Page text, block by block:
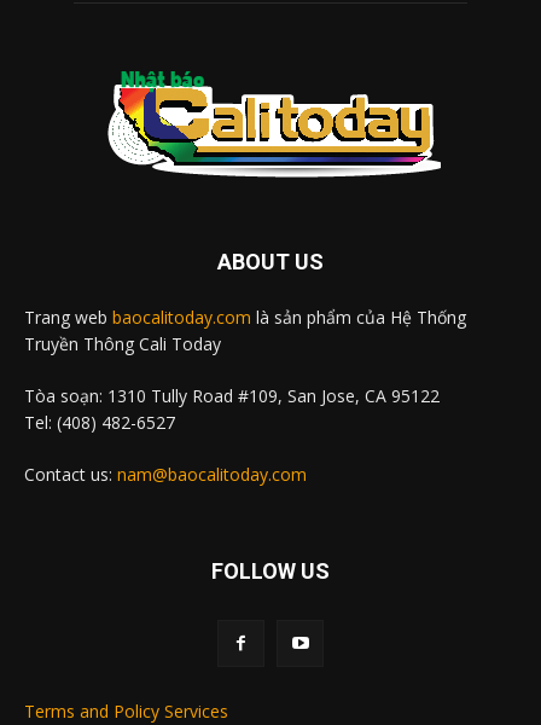
ABOUT US
Trang web baocalitoday.com là sản phẩm của Hệ Thống
Truyền Thông Cali Today
Tòa soạn: 1310 Tully Road #109, San Jose, CA 95122
Tel: (408) 482-6527
Contact us: nam@baocalitoday.com
FOLLOW US
Terms and Policy Services